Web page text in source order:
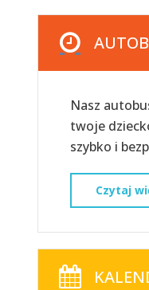
Nasz
twoje
szybko i
Czytaj